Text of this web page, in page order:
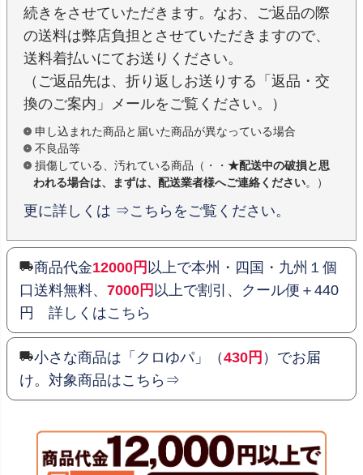
続きをさせていただきます。なお、ご返品の際
の送料は弊店負担とさせていただきますので、
送料着払いにてお送りください。
（ご返品先は、折り返しお送りする「返品・交
換のご案内」メールをご覧ください。）
申し込まれた商品と届いた商品が異なっている場合
不良品等
損傷している、汚れている商品（・・ ★配送中の破損と思
われる場合は、まずは、配送業者様へご連絡ください。）
更に詳しくは ⇒こちらをご覧ください。
商品代金12000円 以上で本州・四国・九州１個
口送料無料、 7000円 以上で割引、クール便＋440
円 詳しくはこちら
小さな商品は「クロゆパ」（430円 ）でお届
け。対象商品はこちら⇒